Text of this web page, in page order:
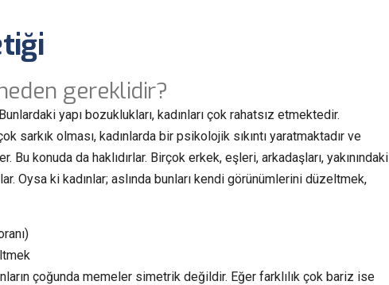
gereklidir?
yapı bozuklukları, kadınları çok rahatsız etmektedir.
sarkık olması, kadınlarda bir psikolojik sıkıntı yaratmaktadır ve
Bu konuda da haklıdırlar. Birçok erkek, eşleri, arkadaşları, yakınındaki
Oysa ki kadınlar; aslında bunları kendi görünümlerini düzeltmek,
çoğunda memeler simetrik değildir. Eğer farklılık çok bariz ise